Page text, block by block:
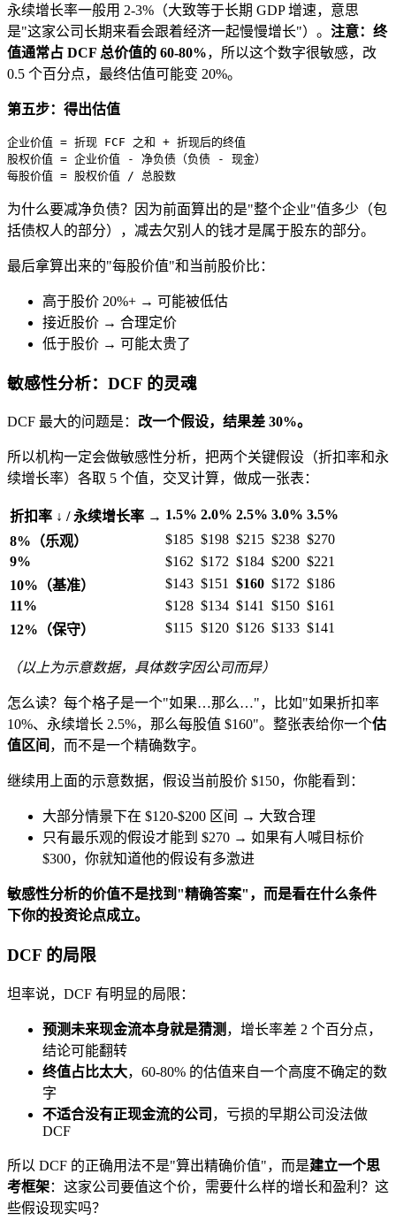
永续增长率一般用 2-3%（大致等于长期 GDP 增速，意思
是"这家公司长期来看会跟着经济一起慢慢增长"）。 注意：终
值通常占 DCF 总价值的 60-80%，所以这个数字很敏感，改
0.5 个百分点，最终估值可能变 20%。
第五步：得出估值
企业价值 = 折现 FCF 之和 + 折现后的终值
股权价值 = 企业价值 - 净负债（负债 - 现金）
为什么要减净负债？因为前面算出的是"整个企业"值多少（包
括债权人的部分），减去欠别人的钱才是属于股东的部分。
最后拿算出来的"每股价值"和当前股价比：
高于股价 20%+ → 可能被低估
接近股价 → 合理定价
低于股价 → 可能太贵了
敏感性分析：DCF 的灵魂
DCF 最大的问题是： 改一个假设，结果差 30%。
所以机构一定会做敏感性分析，把两个关键假设（折扣率和永
续增长率）各取 5 个值，交叉计算，做成一张表：
折扣率 ↓ / 永续增长率 → 1.5% 2.0% 2.5% 3.0% 3.5%
8%（乐观）
$185 $198 $215 $238 $270
9%
$162 $172 $184 $200 $221
10%（基准）
$143 $151 $160 $172 $186
11%
$128 $134 $141 $150 $161
12%（保守）
$115 $120 $126 $133 $141
（以上为示意数据，具体数字因公司而异）
怎么读？每个格子是一个"如果…那么…"，比如"如果折扣率
10%、永续增长 2.5%，那么每股值 $160"。整张表给你一个估
值区间 ，而不是一个精确数字。
继续用上面的示意数据，假设当前股价 $150，你能看到：
大部分情景下在 $120-$200 区间 → 大致合理
只有最乐观的假设才能到 $270 → 如果有人喊目标价
$300，你就知道他的假设有多激进
敏感性分析的价值不是找到"精确答案"，而是看在什么条件
下你的投资论点成立。
DCF 的局限
坦率说，DCF 有明显的局限：
预测未来现金流本身就是猜测 ，增长率差 2 个百分点，
结论可能翻转
终值占比太大，60-80% 的估值来自一个高度不确定的数
字
不适合没有正现金流的公司 ，亏损的早期公司没法做
DCF
所以 DCF 的正确用法不是"算出精确价值"，而是建立一个思
考框架：这家公司要值这个价，需要什么样的增长和盈利？这
些假设现实吗？